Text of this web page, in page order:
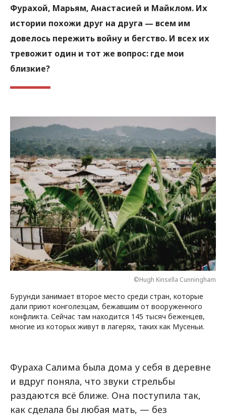
Фурахой, Марьям, Анастасией и Майклом. Их
истории похожи друг на друга — всем им
довелось пережить войну и бегство. И всех их
тревожит один и тот же вопрос: где мои
близкие?
©Hugh Kinsella Cunningham
Бурунди занимает второе место среди стран, которые
дали приют конголезцам, бежавшим от вооруженного
конфликта. Сейчас там находится 145 тысяч беженцев,
многие из которых живут в лагерях, таких как Мусеньи.
Фураха Салима была дома у себя в деревне
и вдруг поняла, что звуки стрельбы
раздаются всё ближе. Она поступила так,
как сделала бы любая мать, — без